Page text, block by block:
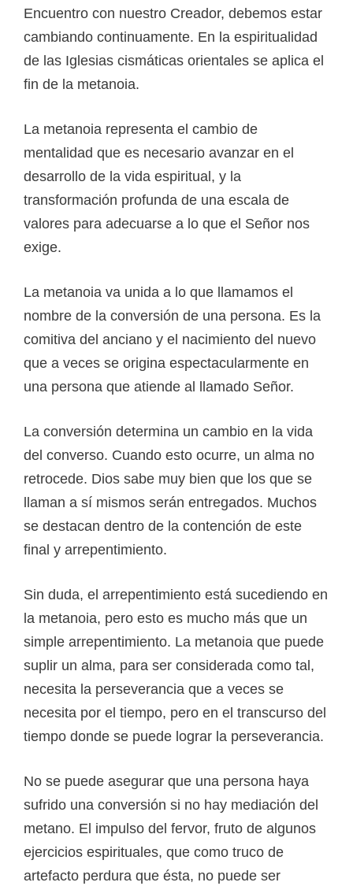
Encuentro con nuestro Creador, debemos estar
cambiando continuamente. En la espiritualidad
de las Iglesias cismáticas orientales se aplica el
fin de la metanoia.
La metanoia representa el cambio de
mentalidad que es necesario avanzar en el
desarrollo de la vida espiritual, y la
transformación profunda de una escala de
valores para adecuarse a lo que el Señor nos
exige.
La metanoia va unida a lo que llamamos el
nombre de la conversión de una persona. Es la
comitiva del anciano y el nacimiento del nuevo
que a veces se origina espectacularmente en
una persona que atiende al llamado Señor.
La conversión determina un cambio en la vida
del converso. Cuando esto ocurre, un alma no
retrocede. Dios sabe muy bien que los que se
llaman a sí mismos serán entregados. Muchos
se destacan dentro de la contención de este
final y arrepentimiento.
Sin duda, el arrepentimiento está sucediendo en
la metanoia, pero esto es mucho más que un
simple arrepentimiento. La metanoia que puede
suplir un alma, para ser considerada como tal,
necesita la perseverancia que a veces se
necesita por el tiempo, pero en el transcurso del
tiempo donde se puede lograr la perseverancia.
No se puede asegurar que una persona haya
sufrido una conversión si no hay mediación del
metano. El impulso del fervor, fruto de algunos
ejercicios espirituales, que como truco de
artefacto perdura que ésta, no puede ser